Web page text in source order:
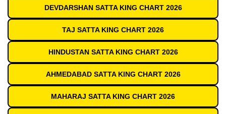
DEVDARSHAN SATTA KING CHART 2026
TAJ SATTA KING CHART 2026
HINDUSTAN SATTA KING CHART 2026
AHMEDABAD SATTA KING CHART 2026
MAHARAJ SATTA KING CHART 2026